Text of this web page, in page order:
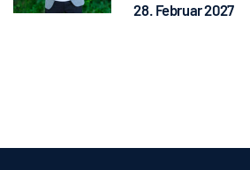
28. Februar 2027